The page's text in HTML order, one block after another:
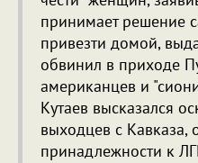
принимает решение
привезти домой,
обвинил в приходе
американцев и
Кутаев высказался
выходцев с Кавказа,
принадлежности к